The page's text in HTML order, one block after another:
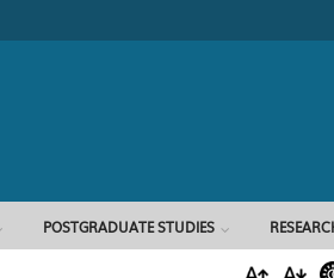
Search form
POSTGRADUATE STUDIES